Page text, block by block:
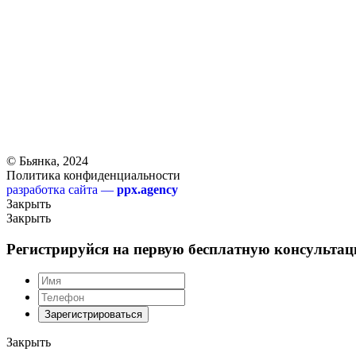
© Бьянка, 2024
Политика конфиденциальности
разработка сайта — ppx.agency
Закрыть
Закрыть
Регистрируйся на первую бесплатную
Зарегистрироваться
Закрыть